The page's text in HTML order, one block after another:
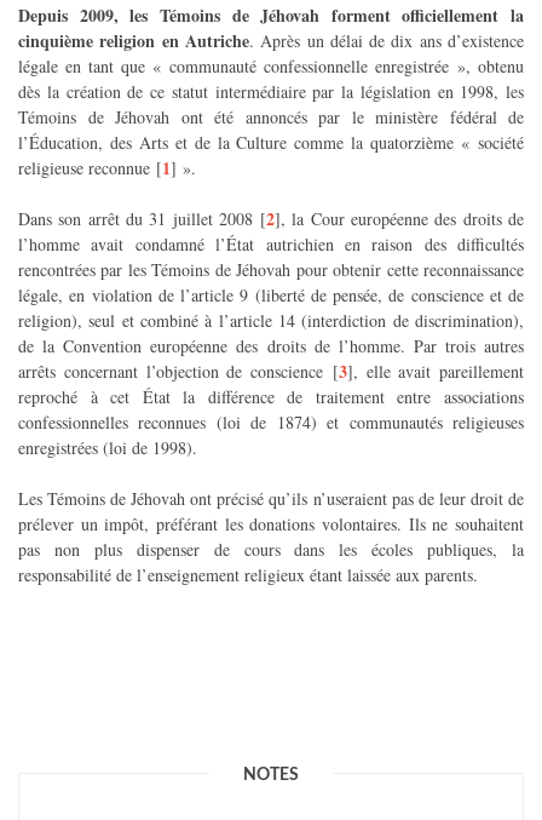
Depuis 2009, les Témoins de Jéhovah forment officiellement la
cinquième religion en Autriche. Après un délai de dix ans d’existence
légale en tant que « communauté confessionnelle enregistrée », obtenu
dès la création de ce statut intermédiaire par la législation en 1998, les
Témoins de Jéhovah ont été annoncés par le ministère fédéral de
l’Éducation, des Arts et de la Culture comme la quatorzième « société
religieuse reconnue [1] ».
Dans son arrêt du 31 juillet 2008[2], la Cour européenne des droits de
l’homme avait condamné l’État autrichien en raison des difficultés
rencontrées par les Témoins de Jéhovah pour obtenir cette reconnaissance
légale, en violation de l’article 9 (liberté de pensée, de conscience et de
religion), seul et combiné à l’article 14 (interdiction de discrimination),
de la Convention européenne des droits de l’homme. Par trois autres
arrêts concernant l’objection de conscience [3], elle avait pareillement
reproché à cet État la différence de traitement entre associations
confessionnelles reconnues (loi de 1874) et communautés religieuses
enregistrées (loi de 1998).
Les Témoins de Jéhovah ont précisé qu’ils n’useraient pas de leur droit de
prélever un impôt, préférant les donations volontaires. Ils ne souhaitent
pas non plus dispenser de cours dans les écoles publiques, la
responsabilité de l’enseignement religieux étant laissée aux parents.
NOTES